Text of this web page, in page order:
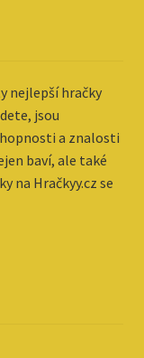
nejlepší hračky
jsou
a znalosti
baví, ale také
na Hračkyy.cz se